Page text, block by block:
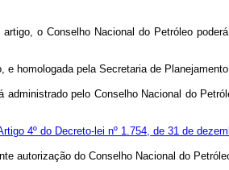
o Conselho Nacional do Petróleo
homologada pela Secretaria de
pelo Conselho Nacional do
4º do Decreto-lei nº 1.754, de 31 de
autorização do Conselho Nacional do